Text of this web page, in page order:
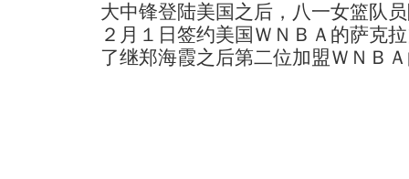
大中锋登陆美国之后，八一女篮队
２月１日签约美国ＷＮＢＡ的萨克
了继郑海霞之后第二位加盟ＷＮＢ